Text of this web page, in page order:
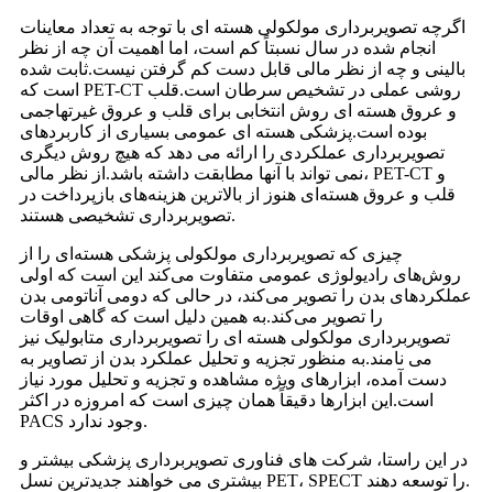
اگرچه تصویربرداری مولکولی هسته ای با توجه به تعداد معاینات
انجام شده در سال نسبتاً کم است، اما اهمیت آن چه از نظر
بالینی و چه از نظر مالی قابل دست کم گرفتن نیست.ثابت شده
است که PET-CT روشی عملی در تشخیص سرطان است.قلب
و عروق هسته ای روش انتخابی برای قلب و عروق غیرتهاجمی
بوده است.پزشکی هسته ای عمومی بسیاری از کاربردهای
تصویربرداری عملکردی را ارائه می دهد که هیچ روش دیگری
نمی تواند با آنها مطابقت داشته باشد.از نظر مالی، PET-CT و
قلب و عروق هسته‌ای هنوز از بالاترین هزینه‌های بازپرداخت در
تصویربرداری تشخیصی هستند.
چیزی که تصویربرداری مولکولی پزشکی هسته‌ای را از
روش‌های رادیولوژی عمومی متفاوت می‌کند این است که اولی
عملکردهای بدن را تصویر می‌کند، در حالی که دومی آناتومی بدن
را تصویر می‌کند.به همین دلیل است که گاهی اوقات
تصویربرداری مولکولی هسته ای را تصویربرداری متابولیک نیز
می نامند.به منظور تجزیه و تحلیل عملکرد بدن از تصاویر به
دست آمده، ابزارهای ویژه مشاهده و تجزیه و تحلیل مورد نیاز
است.این ابزارها دقیقاً همان چیزی است که امروزه در اکثر
PACS وجود ندارد.
در این راستا، شرکت های فناوری تصویربرداری پزشکی بیشتر و
بیشتری می خواهند جدیدترین نسل PET، SPECT را توسعه دهند.